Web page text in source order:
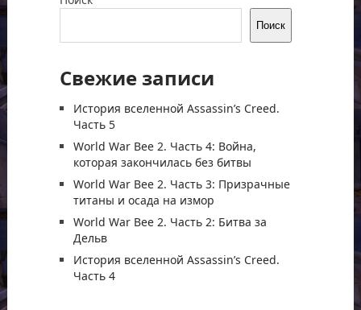
Поиск
Свежие записи
История вселенной Assassin’s Creed.
Часть 5
World War Bee 2. Часть 4: Война,
которая закончилась без битвы
World War Bee 2. Часть 3: Призрачные
титаны и осада на измор
World War Bee 2. Часть 2: Битва за
Дельв
История вселенной Assassin’s Creed.
Часть 4